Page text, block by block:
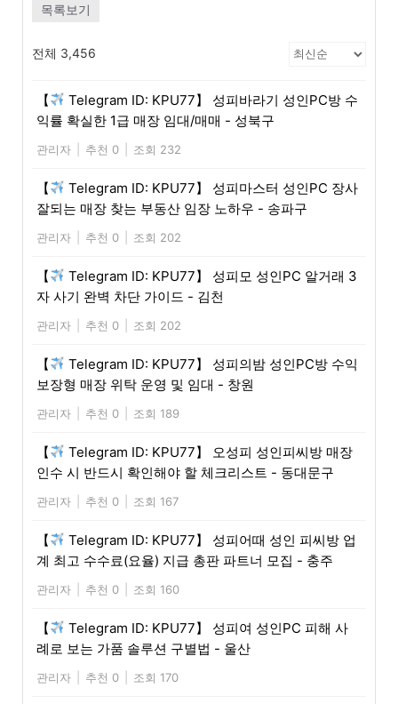
목록보기
전체 3,456
【
Telegram ID: KPU77】 성피바라기 성인PC방 수
익률 확실한 1급 매장 임대/매매 - 성북구
관리자 추천 0 조회 232
【
Telegram ID: KPU77】 성피마스터 성인PC 장사
잘되는 매장 찾는 부동산 임장 노하우 - 송파구
관리자 추천 0 조회 202
【
Telegram ID: KPU77】 성피모 성인PC 알거래 3
자 사기 완벽 차단 가이드 - 김천
관리자 추천 0 조회 202
【
Telegram ID: KPU77】 성피의밤 성인PC방 수익
보장형 매장 위탁 운영 및 임대 - 창원
관리자 추천 0 조회 189
【
Telegram ID: KPU77】 오성피 성인피씨방 매장
인수 시 반드시 확인해야 할 체크리스트 - 동대문구
관리자 추천 0 조회 167
【
Telegram ID: KPU77】 성피어때 성인 피씨방 업
계 최고 수수료(요율) 지급 총판 파트너 모집 - 충주
관리자 추천 0 조회 160
【
Telegram ID: KPU77】 성피여 성인PC 피해 사
례로 보는 가품 솔루션 구별법 - 울산
관리자 추천 0 조회 170